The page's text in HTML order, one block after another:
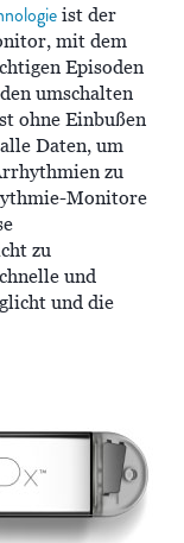
ist der
mit dem
Episoden
umschalten
ohne Einbußen
Daten, um
zu
Monitore
zu
und
und die